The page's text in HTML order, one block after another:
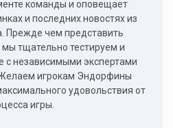
команды и оповещает
и последних новостях из
Прежде чем представить
тщательно тестируем и
с независимыми экспертами
игрокам Эндорфины
удовольствия от
игры.